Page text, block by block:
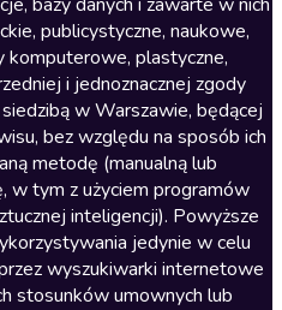
publicystyczne, naukowe,
komputerowe, plastyczne,
i jednoznacznej zgody
w Warszawie, będącej
bez względu na sposób ich
metodę (manualną lub
w tym z użyciem programów
inteligencji). Powyższe
jedynie w celu
wyszukiwarki internetowe
stosunków umownych lub